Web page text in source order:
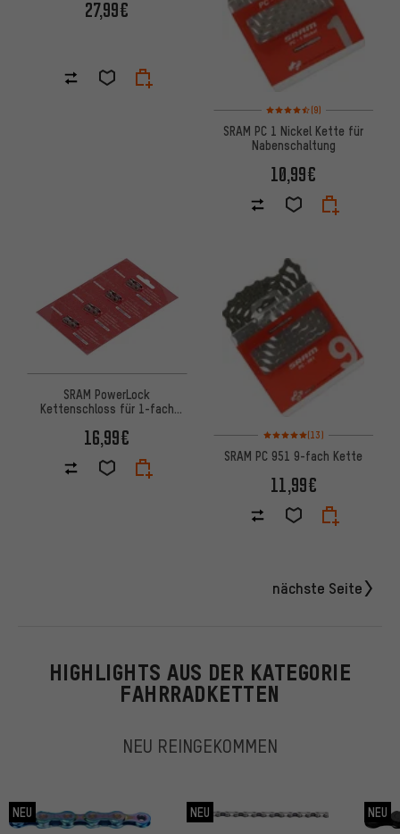
27,99€
Bewertungen: 4,5 von 5
(9)
SRAM PC 1 Nickel Kette für
Nabenschaltung
10,99€
SRAM PowerLock
Kettenschloss für 1-fach
16,99€ Bewertungen: 5 von 5
(13)
SRAM PC 951 9-fach Kette
11,99€
nächste Seite
HIGHLIGHTS AUS DER KATEGORIE
FAHRRADKETTEN
NEU REINGEKOMMEN
NEU NEU NEU